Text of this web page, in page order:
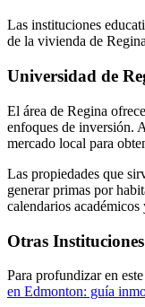
Las instituciones
de la vivienda de
Universidad de
El área de Regina
enfoques de inversión.
mercado local para
Las propiedades que
generar primas por
calendarios
Otras
Para profundizar en
en Edmonton: guía